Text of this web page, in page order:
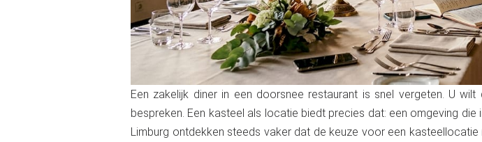
Een zakelijk diner in een doorsnee restaurant is snel vergeten. U
bespreken. Een kasteel als locatie biedt precies dat: een omgeving
Limburg ontdekken steeds vaker dat de keuze voor een